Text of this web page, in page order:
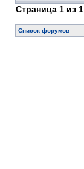
Страница 1 из 1
Список форумов